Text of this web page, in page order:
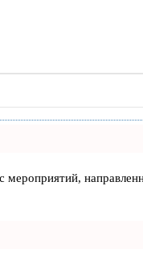
мероприятий,